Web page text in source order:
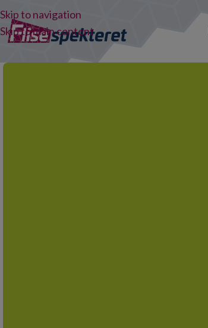
Skip to navigation
Skip to main content